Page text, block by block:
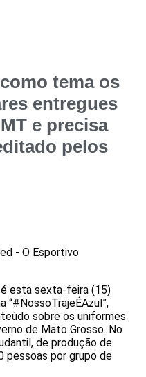
tema os
entregues
e precisa
pelos
esta sexta-feira (15)
“#NossoTrajeÉAzul”,
sobre os uniformes
de Mato Grosso. No
de produção de
pessoas por grupo de